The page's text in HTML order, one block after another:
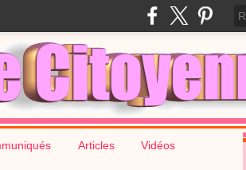
Articles Vidéos